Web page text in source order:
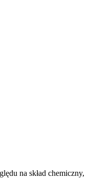
na skład chemiczny,